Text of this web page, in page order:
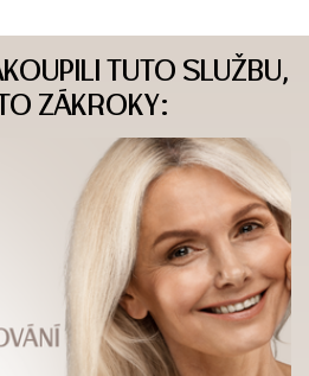
TUTO SLUŽBU,
ZÁKROKY: